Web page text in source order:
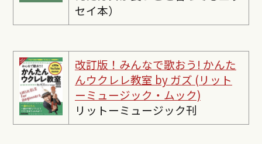
セイ本）
改訂版！みんなで歌おう! かんた
んウクレレ教室 by ガズ (リット
ーミュージック・ムック)
リットーミュージック刊